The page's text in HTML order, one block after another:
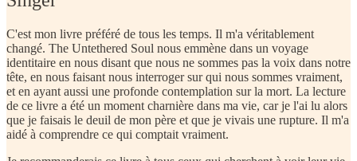
C'est mon livre préféré de tous les temps. Il m'a véritablement
changé. The Untethered Soul nous emmène dans un voyage
identitaire en nous disant que nous ne sommes pas la voix dans notre
tête, en nous faisant nous interroger sur qui nous sommes vraiment,
et en ayant aussi une profonde contemplation sur la mort. La lecture
de ce livre a été un moment charnière dans ma vie, car je l'ai lu alors
que je faisais le deuil de mon père et que je vivais une rupture. Il m'a
aidé à comprendre ce qui comptait vraiment.